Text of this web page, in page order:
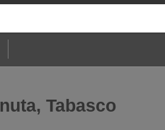
Tabasco